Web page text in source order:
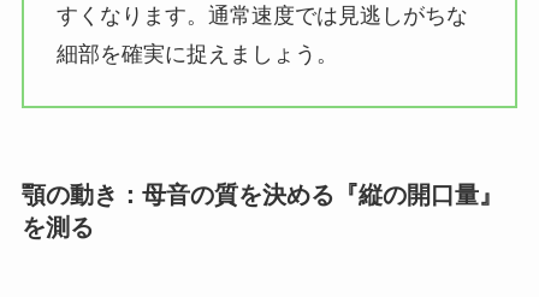
すくなります。通常速度では見逃しがちな
細部を確実に捉えましょう。
顎の動き：母音の質を決める『縦の開口量』
を測る